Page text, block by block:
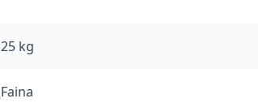
25 kg
Faina